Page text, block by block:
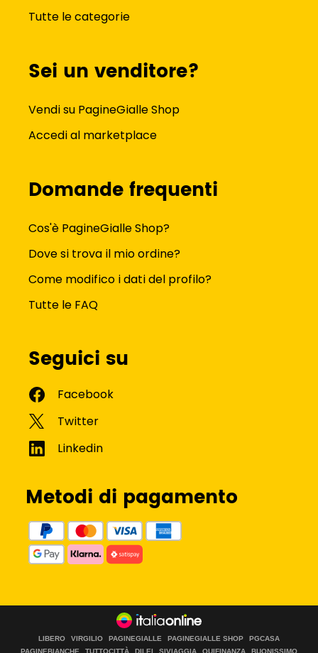
Tutte le categorie
Sei un venditore?
Vendi su PagineGialle Shop
Accedi al marketplace
Domande frequenti
Cos'è PagineGialle Shop?
Dove si trova il mio ordine?
Come modifico i dati del profilo?
Tutte le FAQ
Seguici su
Metodi di pagamento
LIBERO VIRGILIO PAGINEGIALLE PAGINEGIALLE SHOP
PGCASA
PAGINEBIANCHE
TUTTOCITTÀ DILEI SIVIAGGIA QUIFINANZA BUONISSIMO